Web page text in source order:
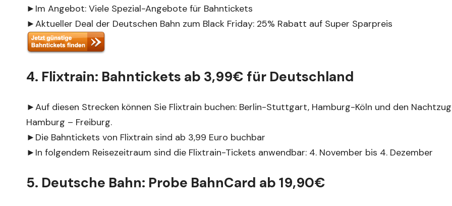
►Im Angebot: Viele Spezial-Angebote für Bahntickets
►Aktueller Deal der Deutschen Bahn zum Black Friday: 25% Rabatt auf Super Sparpreis
4. Flixtrain: Bahntickets ab 3,99€ für Deutschland
►Auf diesen Strecken können Sie Flixtrain buchen: Berlin-Stuttgart, Hamburg-Köln und den Nachtzug
Hamburg – Freiburg.
►Die Bahntickets von Flixtrain sind ab 3,99 Euro buchbar
►In folgendem Reisezeitraum sind die Flixtrain-Tickets anwendbar: 4. November bis 4. Dezember
5. Deutsche Bahn: Probe BahnCard ab 19,90€